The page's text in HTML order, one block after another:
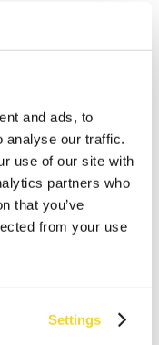
and ads, to
analyse our traffic.
use of our site with
partners who
that you’ve
from your use
Settings
12:00 uur
dag verzonden
€ 50,- binnen